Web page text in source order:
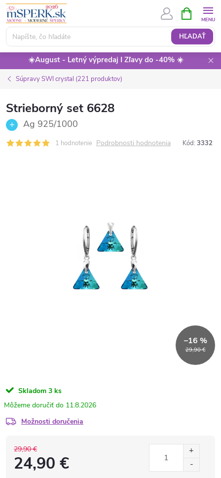
Prejsť
obsah
HĽADAŤ
KOŠÍK
☀️August - Letný výpredaj I Zľavy do -40% ☀️
Súpravy SWI crystal (221 produktov)
Strieborný set 6628
Ag 925/1000
1 hodnotenie Podrobnosti hodnotenia Kód: 3332
29,90 €
–16 %
Skladom 3 ks
11.8.2026
Možnosti doručenia
29,90 €
24,90 €